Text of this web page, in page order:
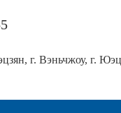
г. Вэньчжоу, г.